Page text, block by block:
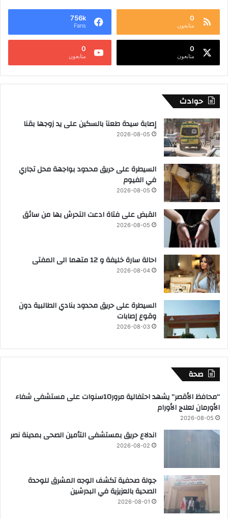
0
متابعون
756k
Fans
0
متابعون
0
متابعون
حوادث
إصابة سيدة طعنآ بالسكين على يد زوجها بقنا
2026-08-05
السيطرة على حريق محدود بواجهة محل تجاري
في الفيوم
2026-08-05
القبض على فتاة ادعت التحرش بها من سائق
2026-08-05
احالة سارة خليفة و 12 متهما الى المفتى
2026-08-04
السيطرة على حريق محدود بنادي الطالبية دون
وقوع إصابات
2026-08-03
صحة
“محافظ الأقصر” يشهد احتفالية مرور10سنوات على مستشفى شفاء
الأورمان لعلاج الأورام
2026-08-05
اندلاع حريق بمستشفى التأمين الصحى بمدينة نصر
2026-08-02
جولة صحفية تكشف الوجه المشرق للوحدة
الصحية بالعزيزية في البدرشين
2026-08-01